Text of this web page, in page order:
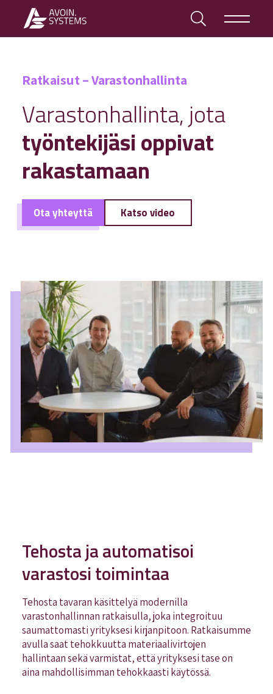
Ratkaisut – Varastonhallinta
Varastonhallinta, jota
työntekijäsi oppivat
rakastamaan
Ota yhteyttä Katso video
Tehosta ja automatisoi
varastosi toimintaa
Tehosta tavaran käsittelyä modernilla
varastonhallinnan ratkaisulla, joka integroituu
saumattomasti yrityksesi kirjanpitoon. Ratkaisumme
avulla saat tehokkuutta materiaalivirtojen
hallintaan sekä varmistat, että yrityksesi tase on
aina mahdollisimman tehokkaasti käytössä.